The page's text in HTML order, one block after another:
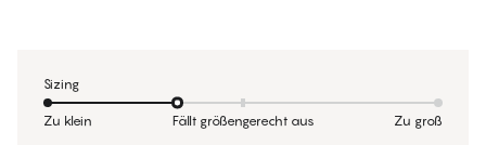
Sizing
Zu klein Fällt größengerecht aus Zu groß